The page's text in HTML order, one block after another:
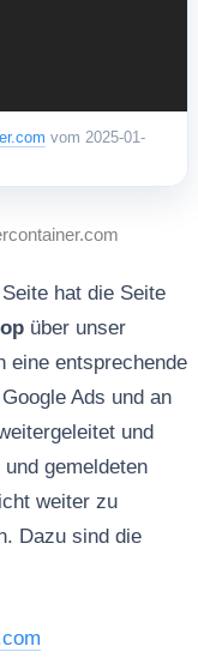
vom 2025-01-
hat die Seite
über unser
eine entsprechende
Ads und an
und
gemeldeten
weiter zu
Dazu sind die